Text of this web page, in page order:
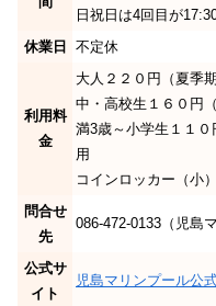
日祝日は4回目が
休業日
不定休
利用料
金
大人２２０円（夏季
中・高校生１６０円
満3歳～小学生１１
用
コインロッカー（小
問合せ
先
086-472-0133（児島
公式サ
イト
児島マリンプール公